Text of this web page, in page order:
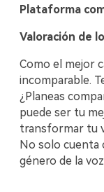
Plataforma
Valoración de
Como el mejor
incomparable.
¿Planeas
puede ser tu
transformar tu
No solo cuenta
género de la